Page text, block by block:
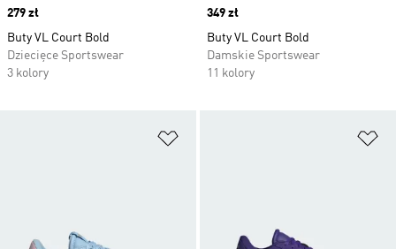
Price
279 zł
Buty VL Court Bold
Dziecięce Sportswear
3 kolory
Price
349 zł
Buty VL Court Bold
Damskie Sportswear
11 kolory